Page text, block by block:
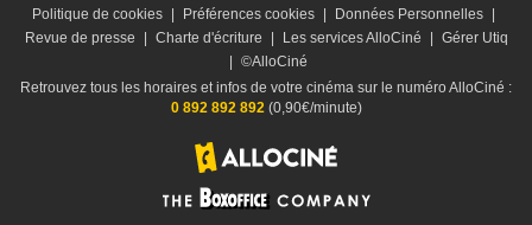
Politique de cookies | Préférences cookies | Données Personnelles |
Revue de presse
| Charte d'écriture | Les services AlloCiné | Gérer Utiq
| ©AlloCiné
Retrouvez tous les horaires et infos de votre cinéma sur le numéro AlloCiné :
0 892 892 892 (0,90€/minute)